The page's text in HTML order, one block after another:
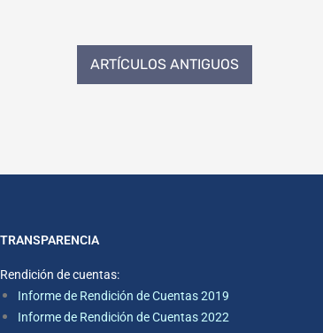
ARTÍCULOS ANTIGUOS
TRANSPARENCIA
Rendición de cuentas:
Informe de Rendición de Cuentas 2019
Informe de Rendición de Cuentas 2022